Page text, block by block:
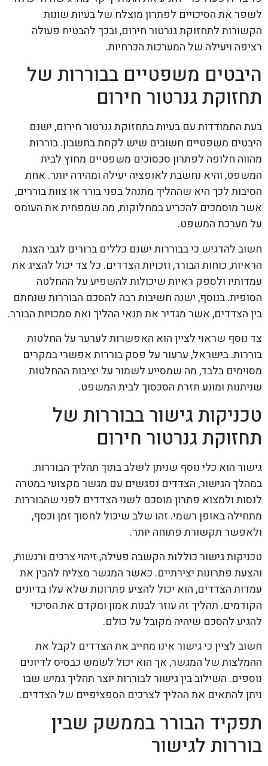
לשפר את הסיכויים לפתרון מוצלח של בעיות שונות
הקשורות לתחזוקת גנרטור חירום, ובכך להבטיח פעולה
רציפה ויעילה של המערכות הכרחיות.
היבטים משפטיים בבוררות של
תחזוקת גנרטור חירום
בעת התמודדות עם בעיות בתחזוקת גנרטור חירום, ישנם
היבטים משפטיים חשובים שיש לקחת בחשבון. בוררות
מהווה חלופה לפתרון סכסוכים משפטיים מחוץ לבית
המשפט, והיא נחשבת לאופציה יעילה ומהירה יותר. אחת
הסיבות לכך היא שההליך מתנהל בפני בורר או צוות בוררים,
אשר מוסמכים להכריע במחלוקות, מה שמפחית את העומס
על מערכת המשפט.
חשוב להדגיש כי בבוררות ישנם כללים ברורים לגבי הצגת
הראיות, כוחות הבורר, וזכויות הצדדים. כל צד יכול להציג את
עמדותיו ולספק ראיות שיכולות להשפיע על ההחלטה
הסופית. בנוסף, ישנה חשיבות רבה להסכם הבוררות שנחתם
בין הצדדים, אשר מגדיר את תנאי ההליך ואת סמכויות הבורר.
צד נוסף שראוי לציין הוא האפשרות לערער על החלטות
בוררות. בישראל, ערעור על פסק בוררות אפשרי במקרים
מסוימים בלבד, מה שמסייע לשמור על יציבות ההחלטות
שניתנות ומונע חזרת הסכסוך לבית המשפט.
טכניקות גישור בבוררות של
תחזוקת גנרטור חירום
גישור הוא כלי נוסף שניתן לשלב בתוך תהליך הבוררות.
במהלך הגישור, הצדדים נפגשים עם מגשר מקצועי במטרה
לנסות ולמצוא פתרון מוסכם לשני הצדדים לפני שהבוררות
מתחילה באופן רשמי. זהו שלב שיכול לחסוך זמן וכסף,
ולאפשר תקשורת פתוחה יותר.
טכניקות גישור כוללות הקשבה פעילה, זיהוי צרכים ורגשות,
והצעת פתרונות יצירתיים. כאשר המגשר מצליח להבין את
עמדות הצדדים, הוא יכול להציע פתרונות שלא עלו בדיונים
הקודמים. תהליך זה עוזר לבנות אמון ומקדם את הסיכוי
להגיע להסכם שיהיה מקובל על כולם.
חשוב לציין כי גישור אינו מחייב את הצדדים לקבל את
ההמלצות של המגשר, אך הוא יכול לשמש כבסיס לדיונים
נוספים. השילוב בין גישור לבוררות יוצר תהליך גמיש שבו
ניתן להתאים את ההליך לצרכים הספציפיים של הצדדים.
תפקיד הבורר בממשק שבין
בוררות לגישור